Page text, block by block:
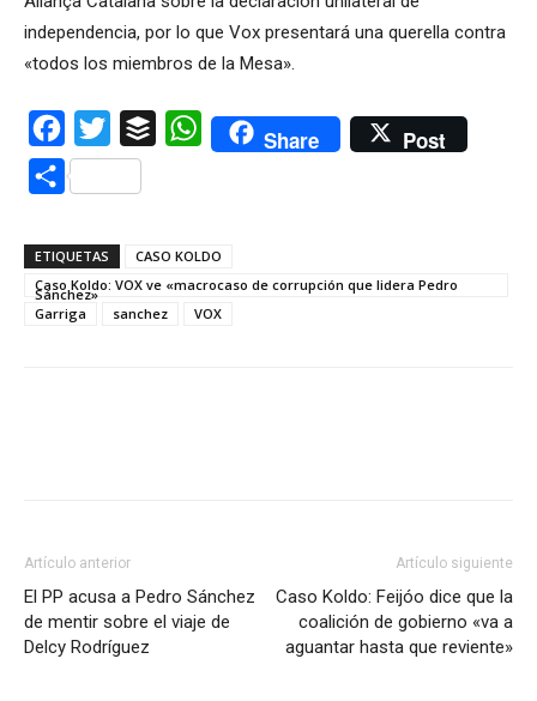
independencia, por lo que Vox presentará una querella contra
«todos los miembros de la Mesa».
Facebook
Twitter Buffer WhatsAppShare Post
Compartir
ETIQUETAS
CASO KOLDO
Caso Koldo: VOX ve «macrocaso de corrupción que lidera Pedro
Sánchez»
Garriga
sanchez VOX
Artículo anterior
El PP acusa a Pedro Sánchez
de mentir sobre el viaje de
Delcy Rodríguez
Artículo siguiente
Caso Koldo: Feijóo dice que la
coalición de gobierno «va a
aguantar hasta que reviente»